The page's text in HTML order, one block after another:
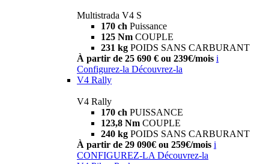
Multistrada V4 S
170 ch Puissance
125 Nm COUPLE
231 kg POIDS SANS CARBURANT
À partir de 25 690 € ou 239€/mois i
Configurez-la Découvrez-la
V4 Rally
V4 Rally
170 ch PUISSANCE
123,8 Nm COUPLE
240 kg POIDS SANS CARBURANT
À partir de 29 090€ ou 259€/mois i
CONFIGUREZ-LA Découvrez-la